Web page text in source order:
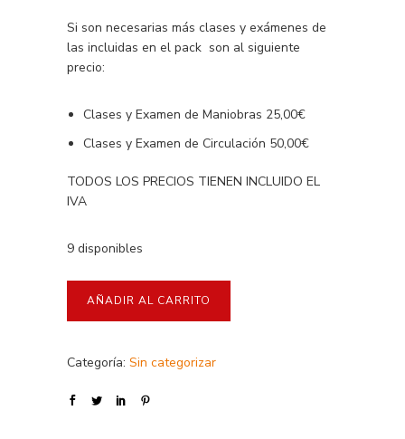
Si son necesarias más clases y exámenes de
las incluidas en el pack son al siguiente
precio:
Clases y Examen de Maniobras 25,00€
Clases y Examen de Circulación 50,00€
TODOS LOS PRECIOS TIENEN INCLUIDO EL
IVA
9 disponibles
AÑADIR AL CARRITO
Categoría: Sin categorizar